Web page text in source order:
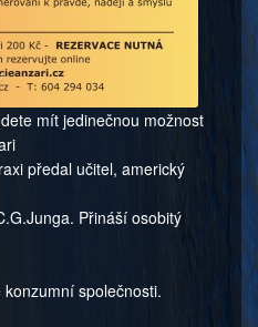
mít jedinečnou možnost
předal učitel, americký
Přináší osobitý
společnosti.